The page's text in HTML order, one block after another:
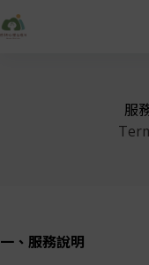
服
一、服務說明